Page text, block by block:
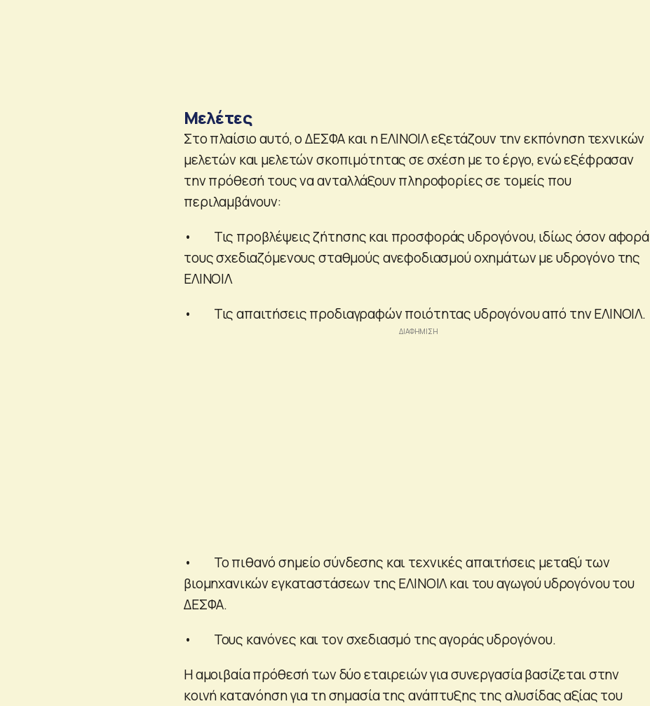
Μελέτες
Στο πλαίσιο αυτό, ο ΔΕΣΦΑ και η ΕΛΙΝΟΙΛ εξετάζουν την εκπόνηση τεχνικών
μελετών και μελετών σκοπιμότητας σε σχέση με το έργο, ενώ εξέφρασαν
την πρόθεσή τους να ανταλλάξουν πληροφορίες σε τομείς που
περιλαμβάνουν:
• Τις προβλέψεις ζήτησης και προσφοράς υδρογόνου, ιδίως όσον αφορά
τους σχεδιαζόμενους σταθμούς ανεφοδιασμού οχημάτων με υδρογόνο της
ΕΛΙΝΟΙΛ
• Τις απαιτήσεις προδιαγραφών ποιότητας υδρογόνου από την ΕΛΙΝΟΙΛ.
• Το πιθανό σημείο σύνδεσης και τεχνικές απαιτήσεις μεταξύ των
βιομηχανικών εγκαταστάσεων της ΕΛΙΝΟΙΛ και του αγωγού υδρογόνου του
ΔΕΣΦΑ.
• Τους κανόνες και τον σχεδιασμό της αγοράς υδρογόνου.
Η αμοιβαία πρόθεσή των δύο εταιρειών για συνεργασία βασίζεται στην
κοινή κατανόηση για τη σημασία της ανάπτυξης της αλυσίδας αξίας του